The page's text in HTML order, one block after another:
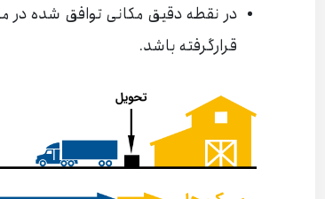
در نقطه دقیق مکانی توافق شده در
قرارگرفته باشد.